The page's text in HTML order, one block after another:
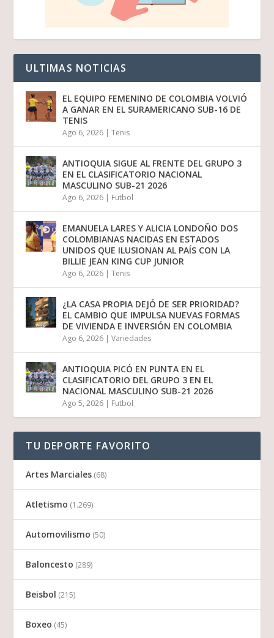
ULTIMAS NOTICIAS
EL EQUIPO FEMENINO DE COLOMBIA VOLVIÓ
A GANAR EN EL SURAMERICANO SUB-16 DE
TENIS
Ago 6, 2026 |Tenis
ANTIOQUIA SIGUE AL FRENTE DEL GRUPO 3
EN EL CLASIFICATORIO NACIONAL
MASCULINO SUB-21 2026
Ago 6, 2026 | Futbol
EMANUELA LARES Y ALICIA LONDOÑO DOS
COLOMBIANAS NACIDAS EN ESTADOS
UNIDOS QUE ILUSIONAN AL PAÍS CON LA
BILLIE JEAN KING CUP JUNIOR
Ago 6, 2026 |Tenis
¿LA CASA PROPIA DEJÓ DE SER PRIORIDAD?
EL CAMBIO QUE IMPULSA NUEVAS FORMAS
DE VIVIENDA E INVERSIÓN EN COLOMBIA
Ago 6, 2026 |Variedades
ANTIOQUIA PICÓ EN PUNTA EN EL
CLASIFICATORIO DEL GRUPO 3 EN EL
NACIONAL MASCULINO SUB-21 2026
Ago 5, 2026 | Futbol
TU DEPORTE FAVORITO
Artes Marciales (68)
Atletismo (1.269)
Automovilismo (50)
Baloncesto (289)
Beisbol (215)
Boxeo (45)